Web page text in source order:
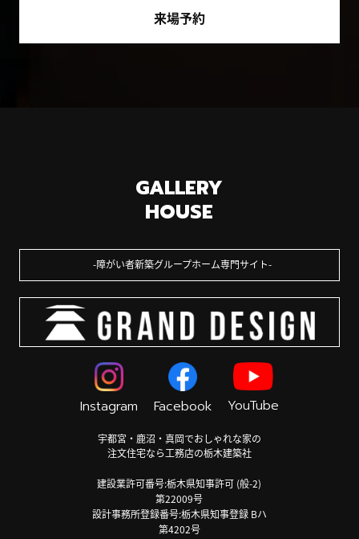
来場予約
GALLERY
HOUSE
障がい者新築グループホーム専門サイト
Instagram Facebook YouTube
宇都宮・鹿沼・真岡でおしゃれな家の
注文住宅なら工務店の栃木建築社
建設業許可番号:栃木県知事許可 (般-2)
第22009号
設計事務所登録番号:栃木県知事登録 Bハ
第4202号